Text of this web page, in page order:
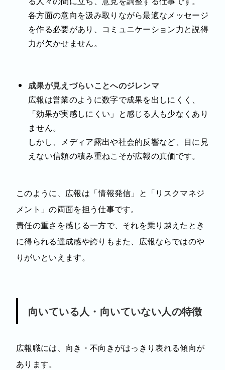
各方面の意向を汲み取りながら最適なメッセージ
を作る必要があり、コミュニケーション力と説得
力が欠かせません。
成果が見えづらいことへのジレンマ
広報は営業のように数字で成果を出しにくく、
「効果が実感しにくい」と感じる人も少なくあり
ません。
しかし、メディア露出や社会的反響など、目に見
えない信頼の積み重ねこそが広報の真価です。
このように、広報は「情報発信」と「リスクマネジ
メント」の両面を担う仕事です。
責任の重さを感じる一方で、それを乗り越えたとき
に得られる達成感や誇りもまた、広報ならではのや
りがいといえます。
向いている人・向いていない人の特徴
広報職には、向き・不向きがはっきり表れる傾向が
あります。